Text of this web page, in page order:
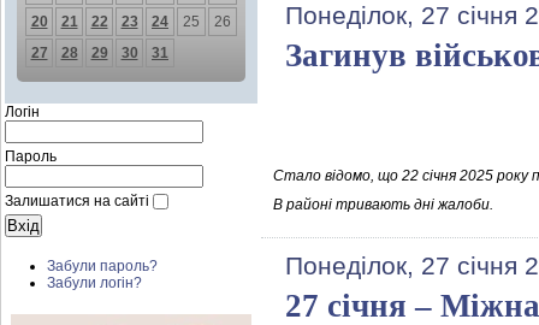
20
21 22 23 24 25
26
27
28 29 30 31
Логін
Пароль
Залишатися на сайті
Забули пароль?
Забули логін?
Понеділок, 27 січня
Загинув
Стало відомо, що 22 січня 2025 року
В районі тривають дні жалоби.
Понеділок, 27 січня
27 січня –